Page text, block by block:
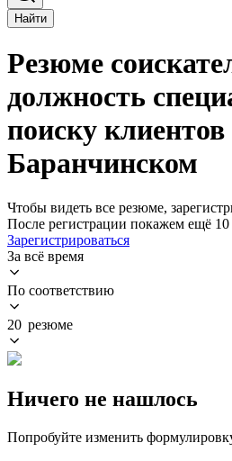
Найти
Резюме
должность
поиску клиентов
Баранчинском
Чтобы видеть все резюме,
После регистрации покажем ещё
Зарегистрироваться
За всё время
По соответствию
20 резюме
Ничего не нашлось
Попробуйте изменить